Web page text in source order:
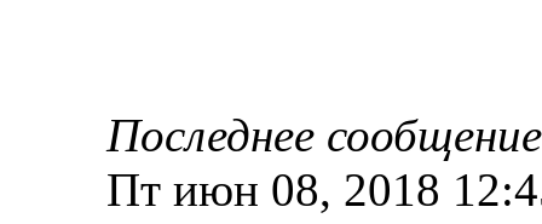
Последнее сообщение
Пт июн 08, 2018